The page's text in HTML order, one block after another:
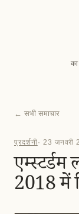
← सभी समाचार
प्रदर्शनी· 23 जनवरी
2018 में